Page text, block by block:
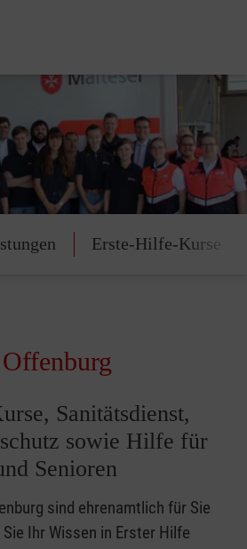
Erste-Hilfe-Kurse
Sanitätsdienst,
sowie Hilfe für
Senioren
sind ehrenamtlich für Sie
Ihr Wissen in Erster Hilfe